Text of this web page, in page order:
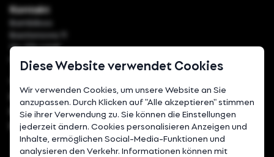
Kontakt
Bambiboo
Bastionowa 11
94-274 Łódź
Polska
sklep@bambiboo.eu
b2b@bambiboo.eu
marketing@bambiboo.eu
Diese Website verwendet Cookies
Wir verwenden Cookies, um unsere Website an Sie
anzupassen. Durch Klicken auf "Alle akzeptieren" stimmen
Sie ihrer Verwendung zu. Sie können die Einstellungen
jederzeit ändern. Cookies personalisieren Anzeigen und
Inhalte, ermöglichen Social-Media-Funktionen und
analysieren den Verkehr. Informationen können mit